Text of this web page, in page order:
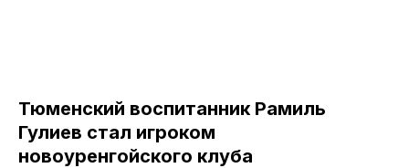
Тюменский воспитанник Рамиль
Гулиев стал игроком
новоуренгойского клуба